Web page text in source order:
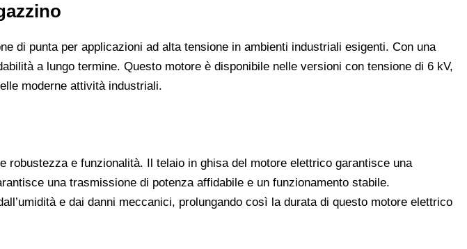
di punta per applicazioni ad alta tensione in ambienti industriali esigenti. Con una
a lungo termine. Questo motore è disponibile nelle versioni con tensione di 6 kV,
moderne attività industriali.
robustezza e funzionalità. Il telaio in ghisa del motore elettrico garantisce una
una trasmissione di potenza affidabile e un funzionamento stabile.
e dai danni meccanici, prolungando così la durata di questo motore elettrico